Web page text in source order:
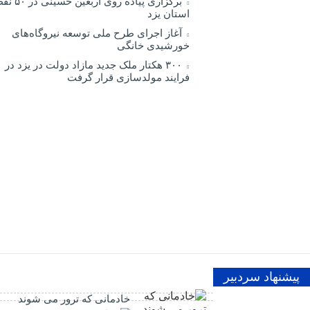
استان یزد
آغاز اجرای طرح ملی توسعه نیروگاه‌های
خورشیدی خانگی
۳۰۰ هکتار ملک جدید مازاد دولت در یزد در
فرایند مولدسازی قرار گرفت
پیشنهاد سردبیر
خادمانی که ترور می شوند